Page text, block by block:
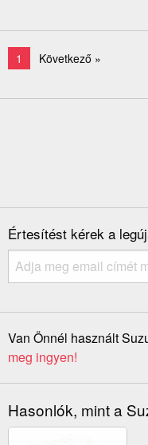
1 Következő »
Értesítést kérek a
Van Önnél használt
meg ingyen!
Hasonlók, mint a